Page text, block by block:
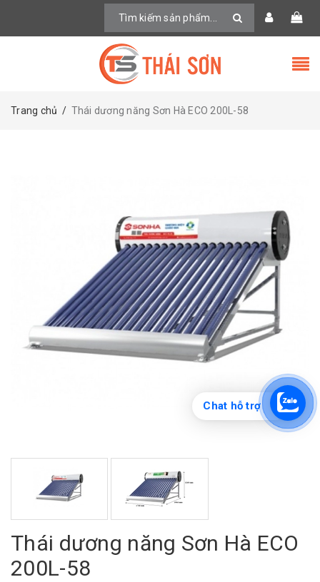
Trang chủ / Thái dương năng Sơn Hà ECO 200L-58
Thái dương năng Sơn Hà ECO
200L-58
Chat hỗ trợ